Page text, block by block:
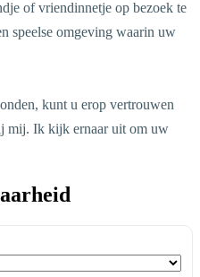
of vriendinnetje op bezoek te
speelse omgeving waarin uw
kunt u erop vertrouwen
mij. Ik kijk ernaar uit om uw